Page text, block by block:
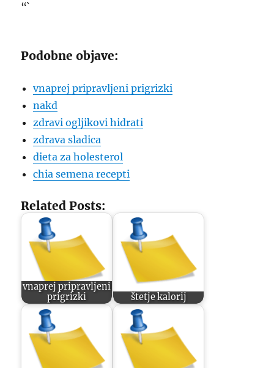
“`
Podobne objave:
vnaprej pripravljeni prigrizki
nakd
zdravi ogljikovi hidrati
zdrava sladica
dieta za holesterol
chia semena recepti
Related Posts:
vnaprej pripravljeni
prigrizki
štetje kalorij